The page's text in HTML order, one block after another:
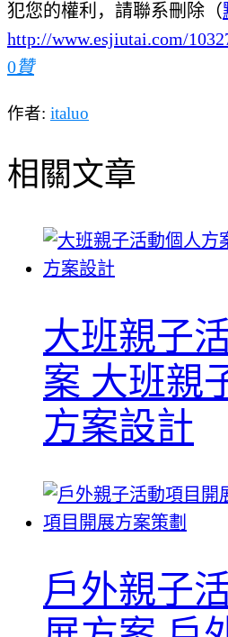
犯您的權利，請聯系刪除（
http://www.esjiutai.com/
0贊
作者: italuo
相關文章
大班親子
案 大班親
方案設計
戶外親子